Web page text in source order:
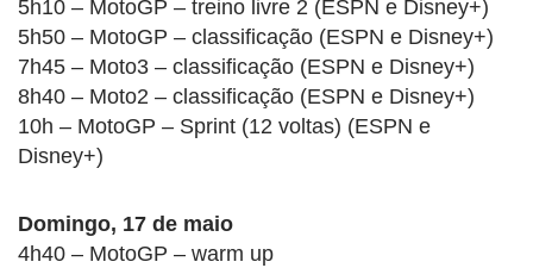
5h10 – MotoGP – treino livre 2 (ESPN e Disney+)
5h50 – MotoGP – classificação (ESPN e Disney+)
7h45 – Moto3 – classificação (ESPN e Disney+)
8h40 – Moto2 – classificação (ESPN e Disney+)
10h – MotoGP – Sprint (12 voltas) (ESPN e
Disney+)
Domingo, 17 de maio
4h40 – MotoGP – warm up